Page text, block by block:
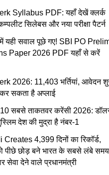
Syllabus PDF: यहाँ देखें क्लर्क
सिलेबस और नया परीक्षा पैटर्न
यही सवाल पूछे गए! SBI PO
Paper 2026 PDF यहाँ से करें
2026: 11,403 भर्तियां, आवेदन
सकता है अप्लाई
10 सबसे ताकतवर करेंसी 2026:
देश की मुद्रा है नंबर-1
4,399 दिनों का रिकॉर्ड,
पीछे छोड़ बने भारत के सबसे लंबे समय
सेवा देने वाले प्रधानमंत्री